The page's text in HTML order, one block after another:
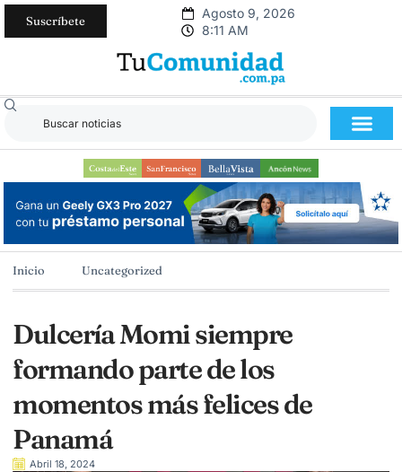
Suscríbete
Agosto 9, 2026
8:11 AM
Inicio Uncategorized
Dulcería Momi siempre
formando parte de los
momentos más felices de
Panamá
Abril 18, 2024